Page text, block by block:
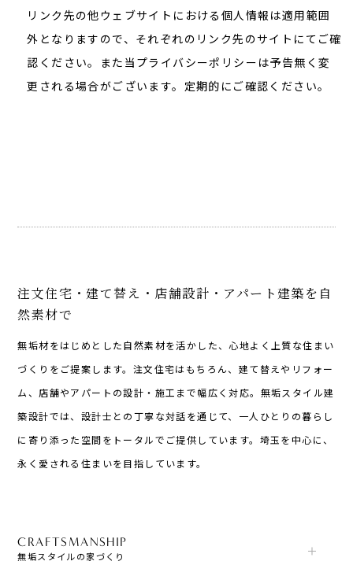
リンク先の他ウェブサイトにおける個人情報は適用範囲
外となりますので、それぞれのリンク先のサイトにてご確
認ください。また当プライバシーポリシーは予告無く変
更される場合がございます。定期的にご確認ください。
注文住宅・建て替え・店舗設計・アパート建築を自
然素材で
無垢材をはじめとした自然素材を活かした、心地よく上質な住まい
づくりをご提案します。注文住宅はもちろん、建て替えやリフォー
ム、店舗やアパートの設計・施工まで幅広く対応。無垢スタイル建
築設計では、設計士との丁寧な対話を通じて、一人ひとりの暮らし
に寄り添った空間をトータルでご提供しています。埼玉を中心に、
永く愛される住まいを目指しています。
CRAFTSMANSHIP
無垢スタイルの家づくり